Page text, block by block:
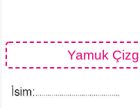
Yamuk